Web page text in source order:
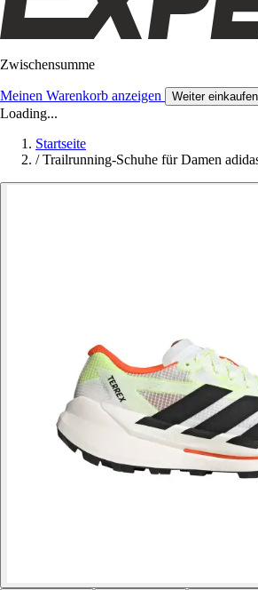
Zwischensumme
Meinen Warenkorb anzeigen Weiter einkaufen
Loading...
Startseite
/ Trailrunning-Schuhe für Damen